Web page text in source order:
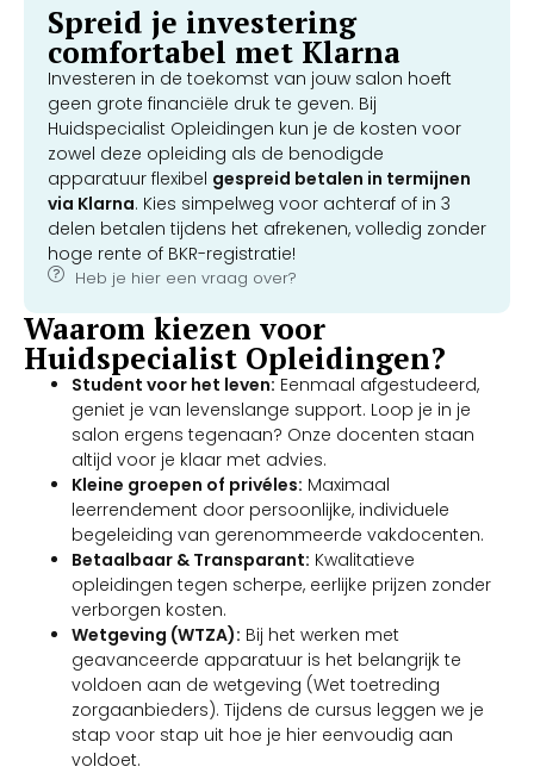
Spreid je investering
comfortabel met Klarna
Investeren in de toekomst van jouw salon hoeft
geen grote financiële druk te geven. Bij
Huidspecialist Opleidingen kun je de kosten voor
zowel deze opleiding als de benodigde
apparatuur flexibel gespreid betalen in termijnen
via Klarna. Kies simpelweg voor achteraf of in 3
delen betalen tijdens het afrekenen, volledig zonder
hoge rente of BKR-registratie!
Heb je hier een vraag over?
Waarom kiezen voor
Huidspecialist Opleidingen?
Student voor het leven: Eenmaal afgestudeerd,
geniet je van levenslange support. Loop je in je
salon ergens tegenaan? Onze docenten staan
altijd voor je klaar met advies.
Kleine groepen of privéles: Maximaal
leerrendement door persoonlijke, individuele
begeleiding van gerenommeerde vakdocenten.
Betaalbaar & Transparant: Kwalitatieve
opleidingen tegen scherpe, eerlijke prijzen zonder
verborgen kosten.
Wetgeving (WTZA): Bij het werken met
geavanceerde apparatuur is het belangrijk te
voldoen aan de wetgeving (Wet toetreding
zorgaanbieders). Tijdens de cursus leggen we je
stap voor stap uit hoe je hier eenvoudig aan
voldoet.